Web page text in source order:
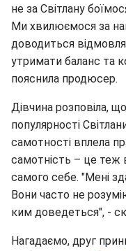
не за Світлану
Ми хвилюємося за
доводиться
утримати баланс та
пояснила продюсер.
Дівчина розповіла,
популярності
самотності вплела
самотність – це теж
самого себе. "Мені
Вони часто не
ким доведеться", -
Нагадаємо, друг